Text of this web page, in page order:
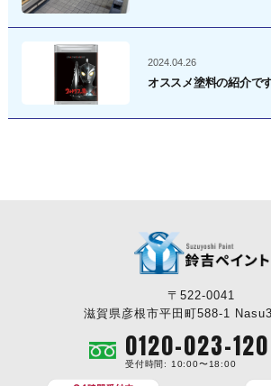
2024.04.26
オススメ塗料の紹介で
〒522-0041
滋賀県彦根市平田町588-1
0120-023-120
受付時間: 10:00〜18:00